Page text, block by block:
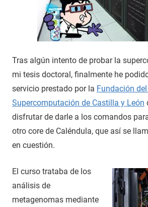
Tras algún intento de probar la
mi tesis doctoral, finalmente he
servicio prestado por la Fundación
Supercomputación de Castilla y León
disfrutar de darle a los comandos
otro core de Caléndula, que así se
en cuestión.
El curso trataba de los
análisis de
metagenomas mediante